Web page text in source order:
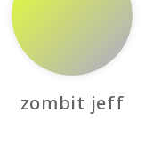
zombit jeff